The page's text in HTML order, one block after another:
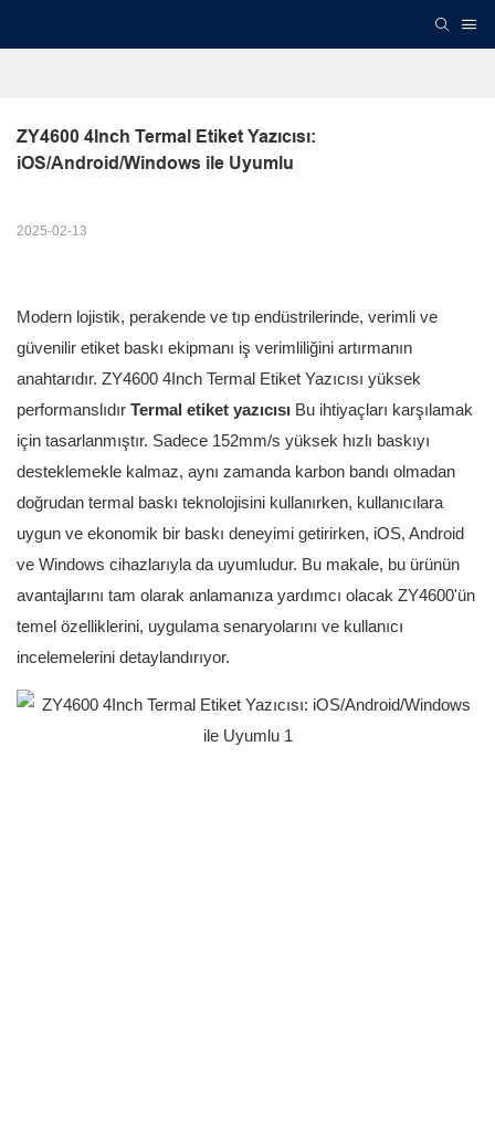
ZY4600 4Inch Termal Etiket Yazıcısı:
iOS/Android/Windows ile Uyumlu
2025-02-13
Modern lojistik, perakende ve tıp endüstrilerinde, verimli ve
güvenilir etiket baskı ekipmanı iş verimliliğini artırmanın
anahtarıdır. ZY4600 4Inch Termal Etiket Yazıcısı yüksek
performanslıdır Termal etiket yazıcısı Bu ihtiyaçları karşılamak
için tasarlanmıştır. Sadece 152mm/s yüksek hızlı baskıyı
desteklemekle kalmaz, aynı zamanda karbon bandı olmadan
doğrudan termal baskı teknolojisini kullanırken, kullanıcılara
uygun ve ekonomik bir baskı deneyimi getirirken, iOS, Android
ve Windows cihazlarıyla da uyumludur. Bu makale, bu ürünün
avantajlarını tam olarak anlamanıza yardımcı olacak ZY4600'ün
temel özelliklerini, uygulama senaryolarını ve kullanıcı
incelemelerini detaylandırıyor.